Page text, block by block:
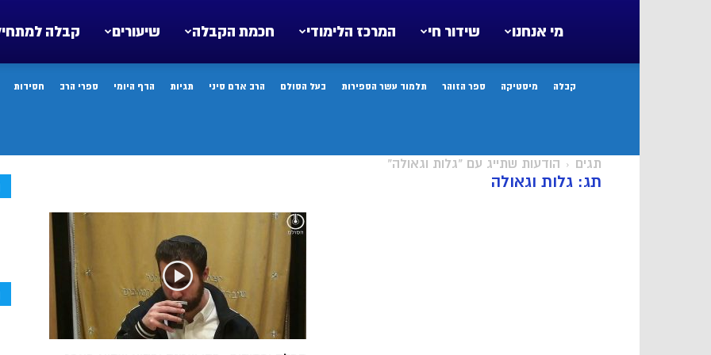
קבלה שיעורים חכמת הקבלה המרכז הלימודי שידור חי מי אנחנו
קבלה מיסטיקה ספר הזוהר תלמוד עשר הספירות בעל הסולם הרב אדם סיני תגיות הדף היומי ספרי הרב חסידות
תגים הודעות שתייג עם "גלות וגאולה"
תג: גלות וגאולה